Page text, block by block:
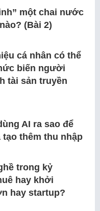
một chai nước
(Bài 2)
cá nhân có thể
biến người
tài sản truyền
AI ra sao để
thêm thu nhập
trong kỷ
hay khởi
hay startup?